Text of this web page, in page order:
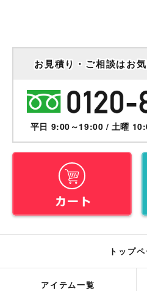
お見積り・ご相談はお
平日 9:00～19:00 / 土曜
トップ
アイテム一覧